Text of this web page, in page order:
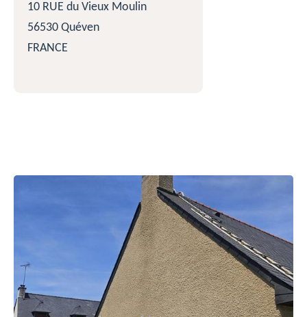
10 RUE du Vieux Moulin
56530 Quéven
FRANCE